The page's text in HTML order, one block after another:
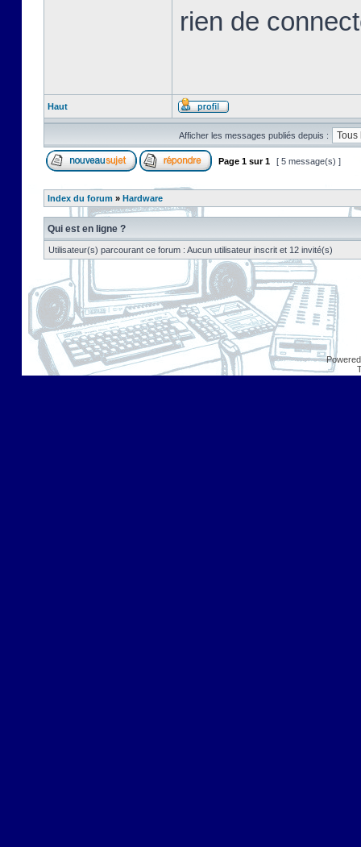
rien de
Haut
Afficher les messages publiés depuis :
Page 1 sur1 [ 5 message(s) ]
Index du forum » Hardware
Qui est en ligne ?
Utilisateur(s) parcourant ce forum : Aucun utilisateur inscrit et 12 invité(s)